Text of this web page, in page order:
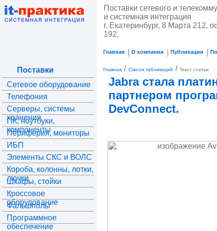
Поставки сетевого и
и системная интеграция
г. Екатеринбург, 8 Марта 212,
192,
Главная О компании Публикации
Поставки
Сетевое оборудование
Телефония
Серверы, системы
хранения
ПК, ноутбуки,
компоненты
Периферия, мониторы
ИБП
Элементы СКС и ВОЛС
Короба, колонны, лотки,
лючки
Шкафы, стойки
Кроссовое
оборудование
Фальшполы
Программное
обеспечение
Главная / Список публикаций / Текст статьи
Jabra стала
партнером
DevConnect.